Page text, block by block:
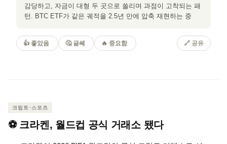
감당하고, 자금이 대형 두 곳으로 쏠리며 과점이 고착되는 패
턴. BTC ETF가 같은 궤적을 2.5년 만에 압축 재현하는 중
👍 좋았음 🤔 글쎄 🔥 중요함 🔗 공유
크립토·스포츠
⚽ 크라켄, 월드컵 공식 거래소 됐다